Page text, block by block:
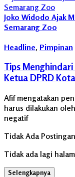
Joko Widodo Ajak
Semarang Zoo
Headline, Pimpinan
Tips
Ketua DPRD
Afif mengatakan
harus dilakukan
negatif
Tidak Ada
Tidak ada lagi
Selengkapnya